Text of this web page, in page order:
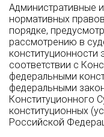
Административные
нормативных
порядке,
рассмотрению в
конституционности
соответствии с
федеральными
федеральными
Конституционного
конституционных
Российской